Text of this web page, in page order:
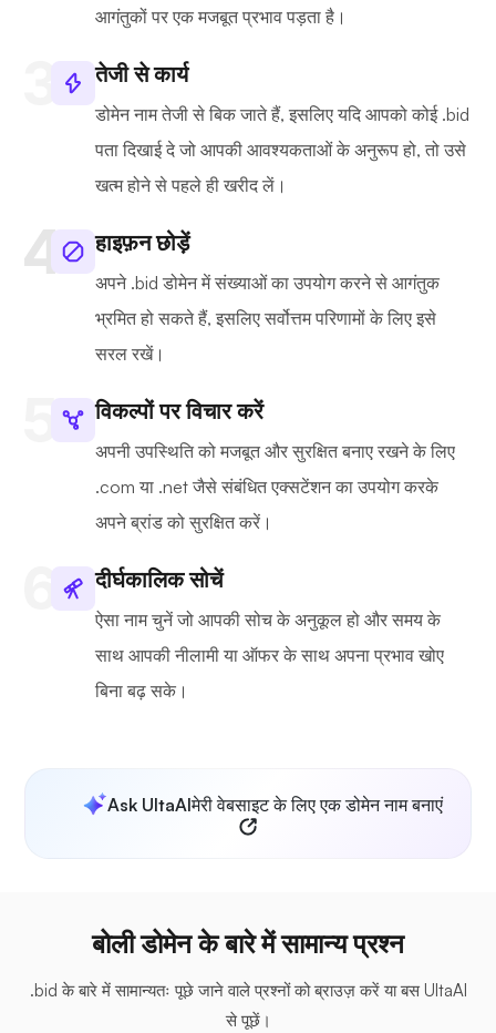
आगंतुकों पर एक मजबूत प्रभाव पड़ता है।
तेजी से कार्य
डोमेन नाम तेजी से बिक जाते हैं, इसलिए यदि आपको कोई .bid
पता दिखाई दे जो आपकी आवश्यकताओं के अनुरूप हो, तो उसे
खत्म होने से पहले ही खरीद लें।
हाइफ़न छोड़ें
अपने .bid डोमेन में संख्याओं का उपयोग करने से आगंतुक
भ्रमित हो सकते हैं, इसलिए सर्वोत्तम परिणामों के लिए इसे
सरल रखें।
विकल्पों पर विचार करें
अपनी उपस्थिति को मजबूत और सुरक्षित बनाए रखने के लिए
.com या .net जैसे संबंधित एक्सटेंशन का उपयोग करके
अपने ब्रांड को सुरक्षित करें।
दीर्घकालिक सोचें
ऐसा नाम चुनें जो आपकी सोच के अनुकूल हो और समय के
साथ आपकी नीलामी या ऑफर के साथ अपना प्रभाव खोए
बिना बढ़ सके।
Ask UltaAIमेरी वेबसाइट के लिए एक डोमेन नाम बनाएं
बोली डोमेन के बारे में सामान्य प्रश्न
.bid के बारे में सामान्यतः पूछे जाने वाले प्रश्नों को ब्राउज़ करें या बस UltaAI
से पूछें।